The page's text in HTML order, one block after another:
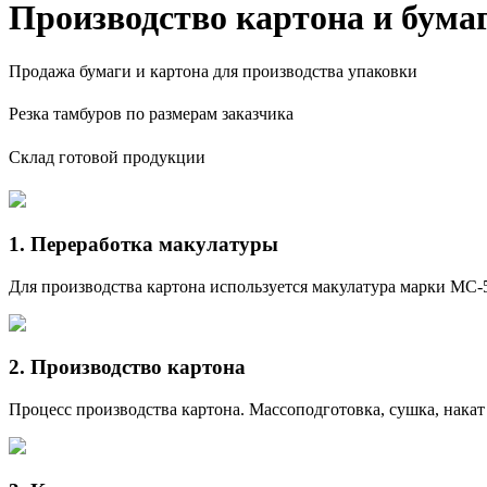
Производство картона и
Продажа бумаги и картона для производства упаковки
Резка тамбуров по размерам заказчика
Склад готовой продукции
1. Переработка макулатуры
Для производства картона используется макулатура марки МС-
2. Производство картона
Процесс производства картона. Массоподготовка, сушка, накат